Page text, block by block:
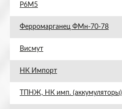
Р6М5
Ферромарганец ФМн-70-78
Висмут
НК Импорт
ТПНЖ, НК имп. (аккумуляторы)